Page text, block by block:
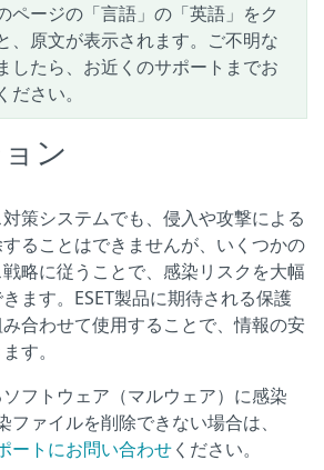
ページの「言語」の「英語」をク
、原文が表示されます。ご不明な
したら、お近くのサポートまでお
さい。
ン
策システムでも、侵入や攻撃による
ることはできませんが、いくつかの
略に従うことで、感染リスクを大幅
ます。ESET製品に期待される保護
合わせて使用することで、情報の安
す。
フトウェア（マルウェア）に感染
ファイルを削除できない場合は、
ートにお問い合わせください。